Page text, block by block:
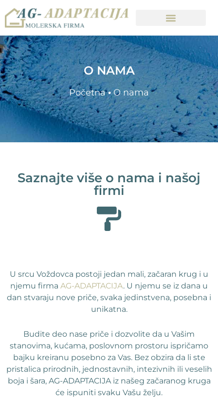
O NAMA
Početna•O nama
Saznajte više o nama i našoj
firmi
U srcu Voždovca postoji jedan mali, začaran krug i u
njemu firma AG-ADAPTACIJA. U njemu se iz dana u
dan stvaraju nove priče, svaka jedinstvena, posebna i
unikatna.
Budite deo nase priče i dozvolite da u Vašim
stanovima, kućama, poslovnom prostoru ispričamo
bajku kreiranu posebno za Vas. Bez obzira da li ste
pristalica prirodnih, jednostavnih, intezivnih ili veselih
boja i šara, AG-ADAPTACIJA iz našeg začaranog kruga
će ispuniti svaku Vašu želju.